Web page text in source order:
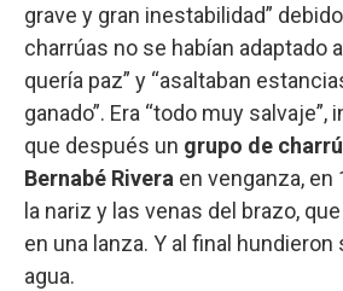
grave y gran inestabilidad”
charrúas no se habían adaptado
quería paz” y “asaltaban
ganado”. Era “todo muy
que después un grupo de
Bernabé Rivera en venganza, en
la nariz y las venas del brazo,
en una lanza. Y al final hundieron
agua.